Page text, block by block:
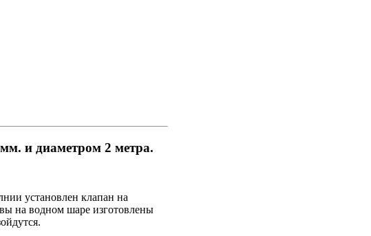
и диаметром 2 метра.
установлен клапан на
на водном шаре изготовлены